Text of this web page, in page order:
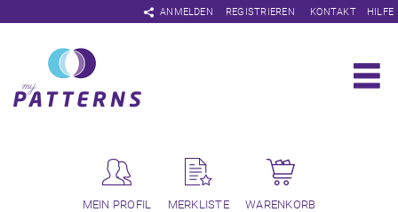
ANMELDEN
Navigation
überspringen
REGISTRIEREN KONTAKT HILFE
MEIN PROFIL MERKLISTE WARENKORB